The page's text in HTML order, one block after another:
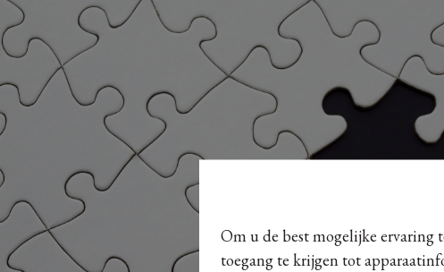
Om u de best mogelijke ervaring
toegang te krijgen tot